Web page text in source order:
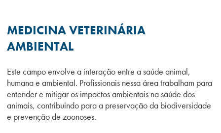
MEDICINA VETERINÁRIA
AMBIENTAL
Este campo envolve a interação entre a saúde animal,
humana e ambiental. Profissionais nessa área trabalham para
entender e mitigar os impactos ambientais na saúde dos
animais, contribuindo para a preservação da biodiversidade
e prevenção de zoonoses.